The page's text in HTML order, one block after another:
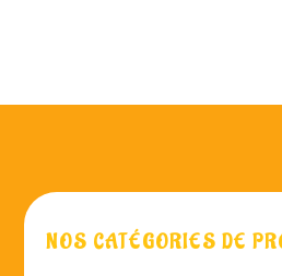
NOS CATÉGORIES DE